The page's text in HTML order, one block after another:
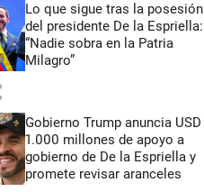
Lo que sigue tras la posesión
del presidente De la Espriella:
“Nadie sobra en la Patria
Milagro”
Gobierno Trump anuncia USD
1.000 millones de apoyo a
gobierno de De la Espriella y
promete revisar aranceles